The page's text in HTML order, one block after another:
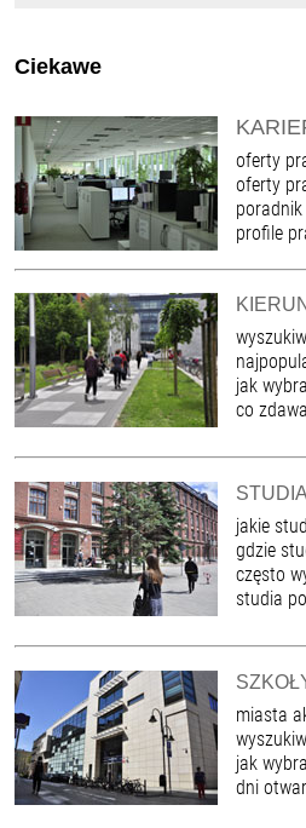
Ciekawe
oferty
oferty
profile
jak
co
STUDIA
jakie
gdzie
często
studia
miasta
jak
dni